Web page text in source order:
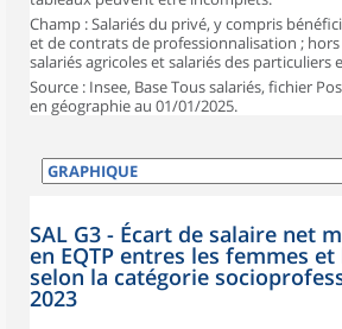
Champ : Salariés du privé, y compris
et de contrats de professionnalisation ;
salariés agricoles et salariés des particuliers
Source : Insee, Base Tous salariés, fichier
en géographie au 01/01/2025.
SAL G3 - Écart de salaire net
en EQTP entres les femmes
selon la catégorie
2023